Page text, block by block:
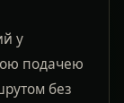
у
подачею
без